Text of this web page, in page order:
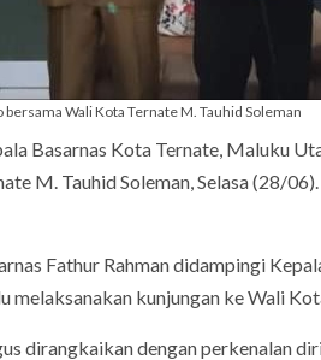
Wali Kota Ternate M. Tauhid Soleman
Basarnas Kota Ternate, Maluku
M. Tauhid Soleman, Selasa (28/
Fathur Rahman didampingi
melaksanakan kunjungan ke Wali
dirangkaikan dengan perkenalan